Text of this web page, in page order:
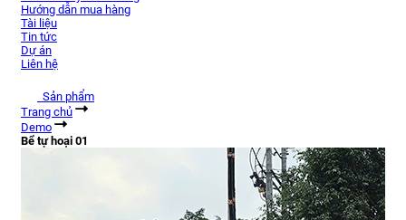
Hướng dẫn mua hàng
Tài liệu
Tin tức
Dự án
Liên hệ
Sản phẩm
Trang chủ
Demo
Bể tự hoại 01